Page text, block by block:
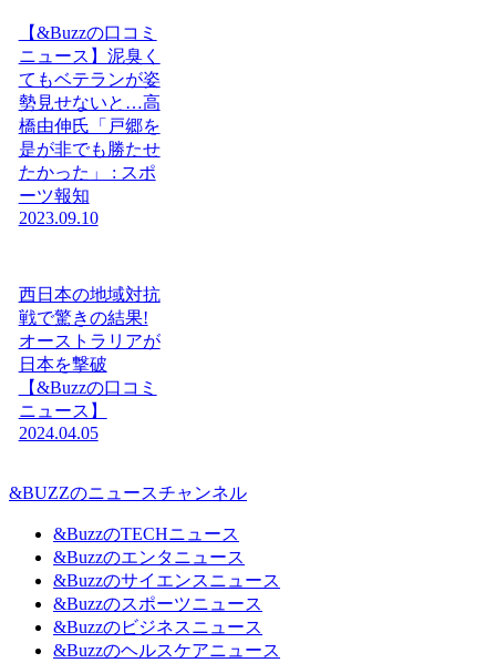
【&Buzzの口コミ
ニュース】泥臭く
てもベテランが姿
勢見せないと…高
橋由伸氏「戸郷を
是が非でも勝たせ
たかった」 : スポ
ーツ報知
2023.09.10
西日本の地域対抗
戦で驚きの結果!
オーストラリアが
日本を撃破
【&Buzzの口コミ
ニュース】
2024.04.05
&BUZZのニュースチャンネル
&BuzzのTECHニュース
&Buzzのエンタニュース
&Buzzのサイエンスニュース
&Buzzのスポーツニュース
&Buzzのビジネスニュース
&Buzzのヘルスケアニュース